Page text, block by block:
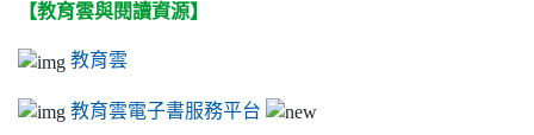
【教育雲與閱讀資源】
教育雲
教育雲電子書服務平台